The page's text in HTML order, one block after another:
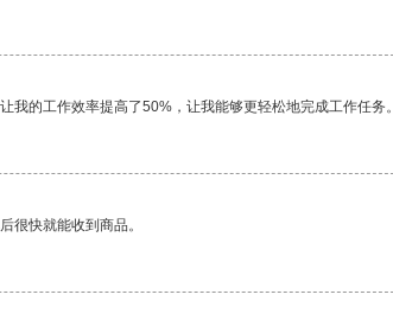
我的工作效率提高了50%，让我能够更轻松地完成工作任务。
很快就能收到商品。